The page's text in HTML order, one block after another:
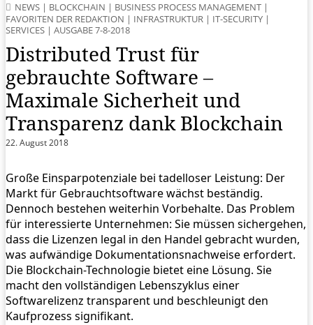
NEWS | BLOCKCHAIN | BUSINESS PROCESS MANAGEMENT |
FAVORITEN DER REDAKTION | INFRASTRUKTUR | IT-SECURITY |
SERVICES | AUSGABE 7-8-2018
Distributed Trust für
gebrauchte Software –
Maximale Sicherheit und
Transparenz dank Blockchain
22. August 2018
Große Einsparpotenziale bei tadelloser Leistung: Der
Markt für Gebrauchtsoftware wächst beständig.
Dennoch bestehen weiterhin Vorbehalte. Das Problem
für interessierte Unternehmen: Sie müssen sichergehen,
dass die Lizenzen legal in den Handel gebracht wurden,
was aufwändige Dokumentationsnachweise erfordert.
Die Blockchain-Technologie bietet eine Lösung. Sie
macht den vollständigen Lebenszyklus einer
Softwarelizenz transparent und beschleunigt den
Kaufprozess signifikant.